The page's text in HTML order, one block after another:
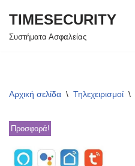
Μεταπηδήστε
TIMESECURITY
Συστήματα Ασφαλείας
Αρχική σελίδα \ Τηλεχειρισμοί \
Προσφορά!